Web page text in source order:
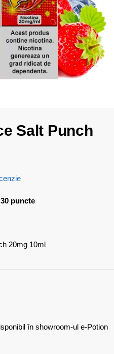
Salt Punch
30 puncte
20mg 10ml
în showroom-ul e-Potion